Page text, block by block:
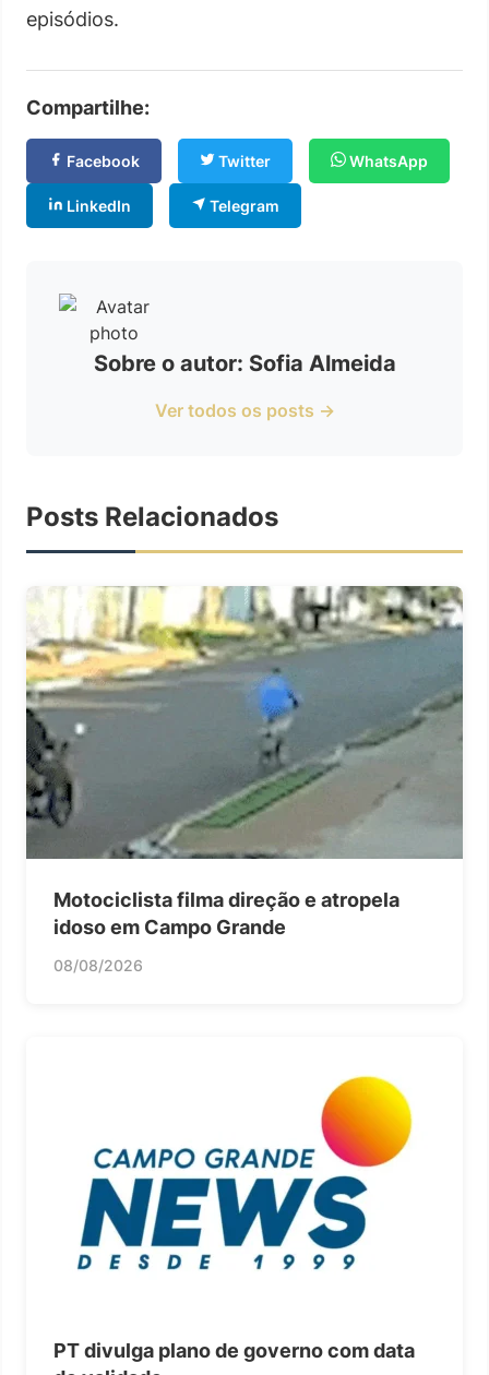
episódios.
Compartilhe:
Facebook Twitter WhatsApp
LinkedIn Telegram
Sobre o autor: Sofia Almeida
Ver todos os posts →
Posts Relacionados
Motociclista filma direção e atropela
idoso em Campo Grande
08/08/2026
PT divulga plano de governo com data